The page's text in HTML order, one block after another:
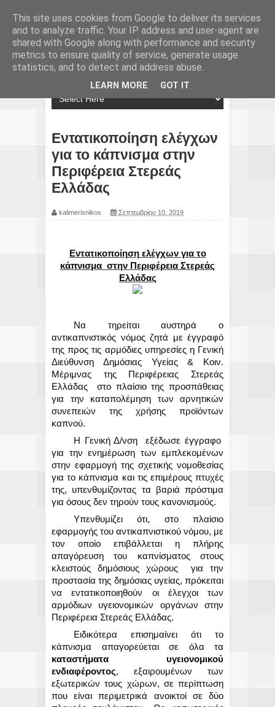
Εντατικοποίηση ελέγχων
για το κάπνισμα στην
Περιφέρεια Στερεάς
Ελλάδας
kalimerisnikos Σεπτεμβρίου 10, 2019
Εντατικοποίηση ελέγχων για το
κάπνισμα στην Περιφέρεια Στερεάς
Ελλάδας
Να τηρείται αυστηρά ο
αντικαπνιστικός νόμος ζητά με έγγραφό
της προς τις αρμόδιες υπηρεσίες ηΓενική
Διεύθυνση Δημόσιας Υγείας & Κοιν.
Μέριμνας της Περιφέρειας Στερεάς
Ελλάδας
στο πλαίσιο της προσπάθειας
για την καταπολέμηση των αρνητικών
συνεπειών της χρήσης προϊόντων
καπνού.
Η Γενική Δ/νση
εξέδωσε έγγραφο
για την ενημέρωση των εμπλεκομένων
στην εφαρμογή της σχετικής νομοθεσίας
για το κάπνισμα και τις επιμέρους πτυχές
της, υπενθυμίζοντας τα βαριά πρόστιμα
για όσους δεν τηρούν τους κανονισμούς.
Υπενθυμίζει ότι, στο πλαίσιο
εφαρμογής του αντικαπνιστικού νόμου, με
τον οποίο επιβάλλεται η πλήρης
απαγόρευση του καπνίσματος στους
κλειστούς δημόσιους χώρους
για την
προστασία της δημόσιας υγείας, πρόκειται
να εντατικοποιηθούν οι έλεγχοι των
αρμόδιων υγειονομικών οργάνων στην
Περιφέρεια Στερεάς Ελλάδας.
Ειδικότερα επισημαίνει ότι το
κάπνισμα απαγορεύεται σε όλα τα
καταστήματα υγειονομικού
ενδιαφέροντος, εξαιρουμένων των
εξωτερικών τους χώρων, σε περίπτωση
που είναι περιμετρικά ανοικτοί σε δύο
This site uses cookies from Google to deliver its services
and to analyze traffic. Your IP address and user-agent are
shared with Google along with performance and security
metrics to ensure quality of service, generate usage
statistics, and to detect and address abuse.
LEARN MORE GOT IT